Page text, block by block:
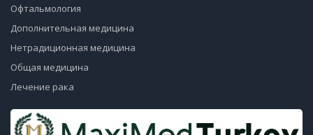
Офтальмология
Дополнительная медицина
Нетрадиционная медицина
Общая медицина
Лечение рака